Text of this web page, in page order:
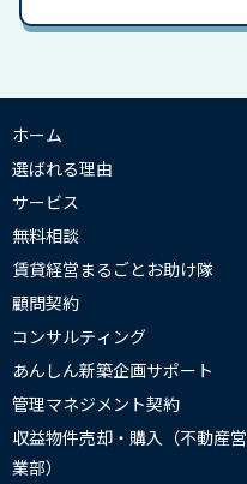
ホーム
選ばれる理由
サービス
無料相談
賃貸経営まるごとお助け隊
顧問契約
コンサルティング
あんしん新築企画サポート
管理マネジメント契約
収益物件売却・購入（不動産営
業部）